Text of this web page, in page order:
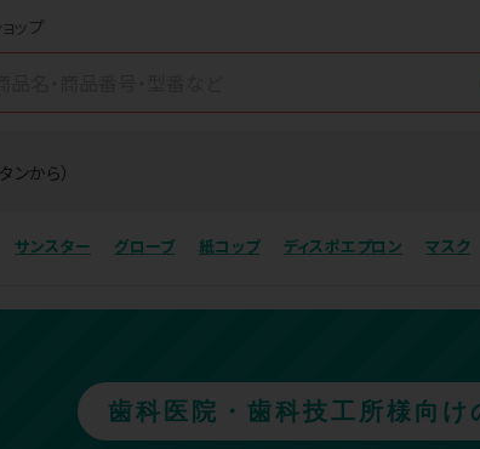
ップ
から）
サンスター グローブ 紙コップ ディスポエプロン マスク
歯科医院・歯科技工所様向け
歯科医